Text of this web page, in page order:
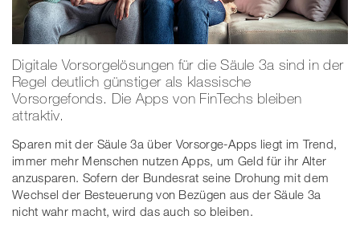
Digitale Vorsorgelösungen für die Säule 3a sind in der
Regel deutlich günstiger als klassische
Vorsorgefonds. Die Apps von FinTechs bleiben
attraktiv.
Sparen mit der Säule 3a über Vorsorge-Apps liegt im Trend,
immer mehr Menschen nutzen Apps, um Geld für ihr Alter
anzusparen. Sofern der Bundesrat seine Drohung mit dem
Wechsel der Besteuerung von Bezügen aus der Säule 3a
nicht wahr macht, wird das auch so bleiben.